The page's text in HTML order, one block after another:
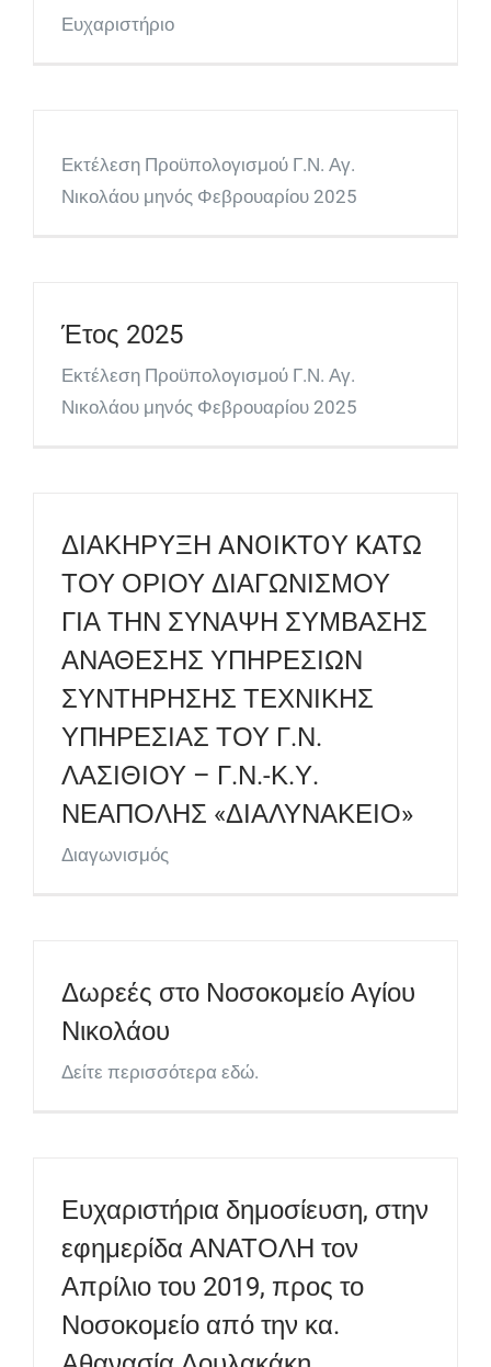
Ευχαριστήριο
Εκτέλεση Προϋπολογισμού Γ.Ν. Αγ.
Νικολάου μηνός Φεβρουαρίου 2025
Έτος 2025
Εκτέλεση Προϋπολογισμού Γ.Ν. Αγ.
Νικολάου μηνός Φεβρουαρίου 2025
ΔΙΑΚΗΡΥΞΗ ANOIKTOΥ KATΩ
ΤΟΥ ΟΡΙΟΥ ΔΙΑΓΩΝΙΣΜΟΥ
ΓΙΑ ΤΗΝ ΣΥΝΑΨΗ ΣΥΜΒΑΣΗΣ
ΑΝΑΘΕΣΗΣ ΥΠΗΡΕΣΙΩΝ
ΣΥΝΤΗΡΗΣΗΣ ΤΕΧΝΙΚΗΣ
ΥΠΗΡΕΣΙΑΣ ΤΟΥ Γ.Ν.
ΛΑΣΙΘΙΟΥ – Γ.Ν.-Κ.Υ.
ΝΕΑΠΟΛΗΣ «ΔΙΑΛΥΝΑΚΕΙΟ»
Διαγωνισμός
Δωρεές στο Νοσοκομείο Αγίου
Νικολάου
Δείτε περισσότερα εδώ.
Ευχαριστήρια δημοσίευση, στην
εφημερίδα ΑΝΑΤΟΛΗ τον
Απρίλιο του 2019, προς το
Νοσοκομείο από την κα.